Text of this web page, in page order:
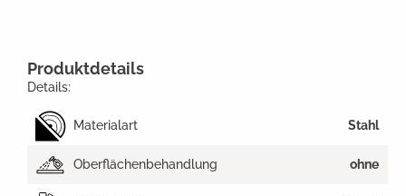
Produktdetails
Details:
Materialart Stahl
Oberflächenbehandlung ohne